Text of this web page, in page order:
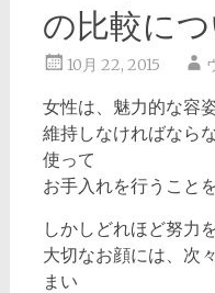
の比較に
10月 22, 2015
女性は、魅力的な容
維持しなければなら
使って
お手入れを行うこと
しかしどれほど努力
大切なお顔には、次
まい